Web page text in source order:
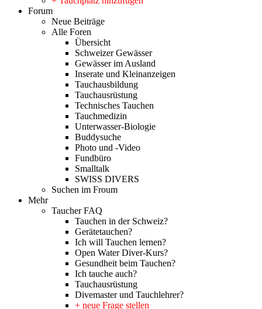
Forum
Neue Beiträge
Alle Foren
Übersicht
Schweizer Gewässer
Gewässer im Ausland
Inserate und Kleinanzeigen
Tauchausbildung
Tauchausrüstung
Technisches Tauchen
Tauchmedizin
Unterwasser-Biologie
Buddysuche
Photo und -Video
Fundbüro
Smalltalk
SWISS DIVERS
Suchen im Froum
Mehr
Taucher FAQ
Tauchen in der Schweiz?
Gerätetauchen?
Ich will Tauchen lernen?
Open Water Diver-Kurs?
Gesundheit beim Tauchen?
Ich tauche auch?
Tauchausrüstung
Divemaster und Tauchlehrer?
+ neue Frage stellen